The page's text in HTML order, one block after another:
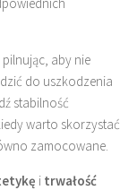
aby nie
do uszkodzenia
stabilność
warto skorzystać
zamocowane.
i trwałość